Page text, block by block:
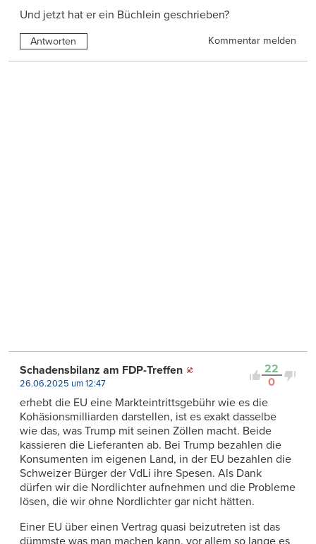
Und jetzt hat er ein Büchlein geschrieben?
Antworten Kommentar melden
22
0
Schadensbilanz am FDP-Treffen
26.06.2025 um 12:47
erhebt die EU eine Markteintrittsgebühr wie es die
Kohäsionsmilliarden darstellen, ist es exakt dasselbe
wie das, was Trump mit seinen Zöllen macht. Beide
kassieren die Lieferanten ab. Bei Trump bezahlen die
Konsumenten im eigenen Land, in der EU bezahlen die
Schweizer Bürger der VdLi ihre Spesen. Als Dank
dürfen wir die Nordlichter aufnehmen und die Probleme
lösen, die wir ohne Nordlichter gar nicht hätten.
Einer EU über einen Vertrag quasi beizutreten ist das